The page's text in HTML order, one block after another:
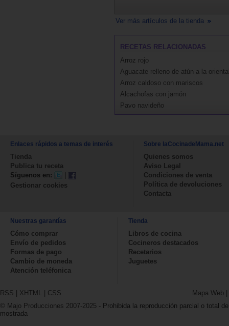
Ver más artículos de la tienda
RECETAS RELACIONADAS
Arroz rojo
Aguacate relleno de atún a la
Arroz caldoso con mariscos
Alcachofas con jamón
Pavo navideño
Enlaces rápidos a temas de interés
Tienda
Publica tu receta
Síguenos en:
Gestionar cookies
Sobre laCocinadeMama.net
Quienes somos
Aviso Legal
Condiciones de venta
Política de devoluciones
Contacta
Nuestras garantías
Cómo comprar
Envío de pedidos
Formas de pago
Cambio de moneda
Atención teléfonica
Tienda
Libros de cocina
Cocineros destacados
Recetarios
Juguetes
RSS XHTML CSS Mapa Web
© Majo Producciones 2007-2025 - Prohibida la reproducción parcial o total
mostrada